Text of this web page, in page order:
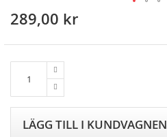
Skip
the
289,00 kr
LÄGG TILL I KUNDVAGNEN